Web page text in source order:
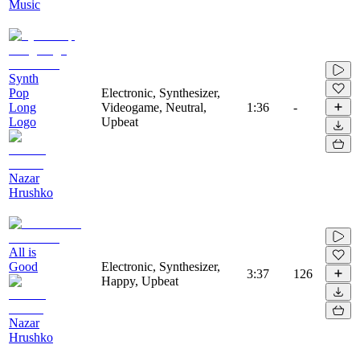
Music
Synth
Pop
Long
Logo
Nazar
Hrushko
Electronic, Synthesizer,
Videogame, Neutral,
Upbeat
1:36 -
All is
Good
Nazar
Hrushko
Electronic, Synthesizer,
Happy, Upbeat
3:37 126